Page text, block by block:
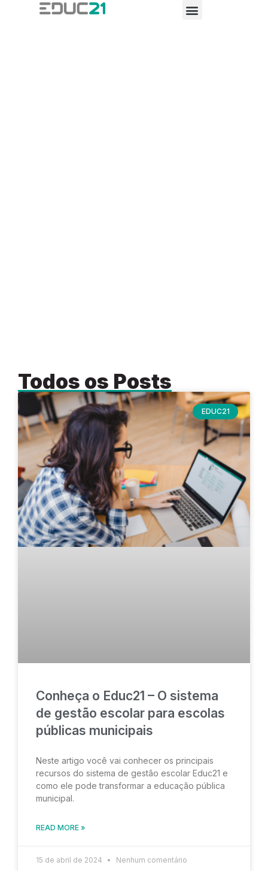
Todos os Posts
EDUC21
Conheça o Educ21 – O sistema
de gestão escolar para escolas
públicas municipais
Neste artigo você vai conhecer os principais
recursos do sistema de gestão escolar Educ21 e
como ele pode transformar a educação pública
municipal.
READ MORE »
15 de abril de 2024 Nenhum comentário